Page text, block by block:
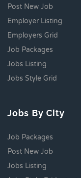
Post New Job
Employer Listing
Employers Grid
Job Packages
Jobs Listing
Jobs Style Grid
Jobs By City
Job Packages
Post New Job
Jobs Listing